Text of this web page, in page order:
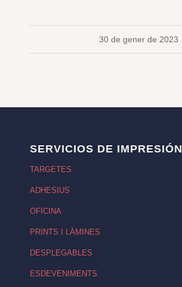
30 de gener de 2023
SERVICIOS DE IMPRESIÓN
TARGETES
ADHESIUS
OFICINA
PRINTS I LÀMINES
DESPLEGABLES
ESDEVENIMENTS